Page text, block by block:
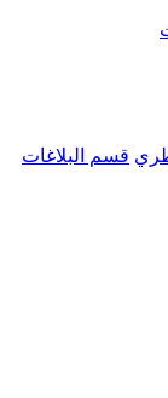
قسم البلاغات